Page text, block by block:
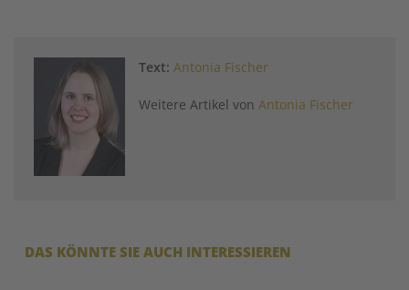
Text: Antonia Fischer
Weitere Artikel von Antonia Fischer
DAS KÖNNTE SIE AUCH INTERESSIEREN